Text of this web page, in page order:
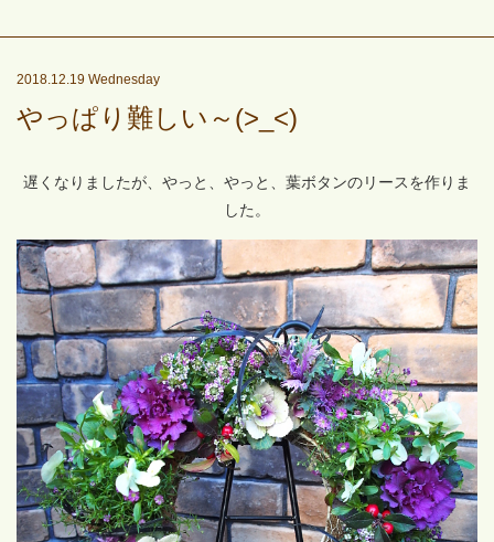
2018.12.19 Wednesday
やっぱり難しい～(>_<)
遅くなりましたが、やっと、やっと、葉ボタンのリースを作りま
した。